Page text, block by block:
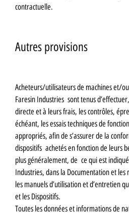
contractuelle.
Autres provisions
Acheteurs/utilisateurs de machines et/
Faresin Industries sont tenus
directe et à leurs frais, les contrôles,
échéant, les essais techniques de
appropriés, afin de s’assurer de la
dispositifs achetés en fonction de leurs
plus généralement, de ce qui est
Industries, dans la Documentation et
les manuels d’utilisation et d’entretien
et les Dispositifs.
Toutes les données et informations de